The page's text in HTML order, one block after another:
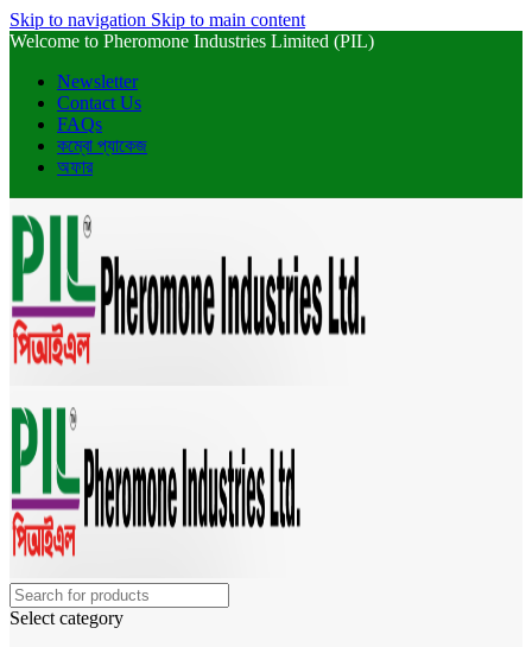
Skip to navigation Skip to main content
Welcome to Pheromone Industries Limited (PIL)
Newsletter
Contact Us
FAQs
কম্বো প্যাকেজ
অফার
Select category